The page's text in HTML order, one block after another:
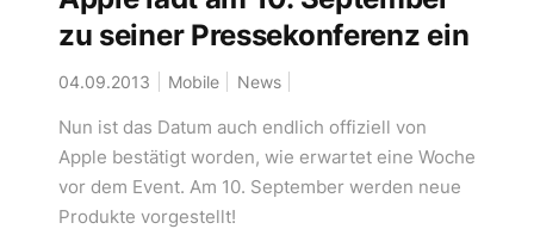
zu seiner Pressekonferenz ein
04.09.2013 Mobile News
Nun ist das Datum auch endlich offiziell von
Apple bestätigt worden, wie erwartet eine Woche
vor dem Event. Am 10. September werden neue
Produkte vorgestellt!